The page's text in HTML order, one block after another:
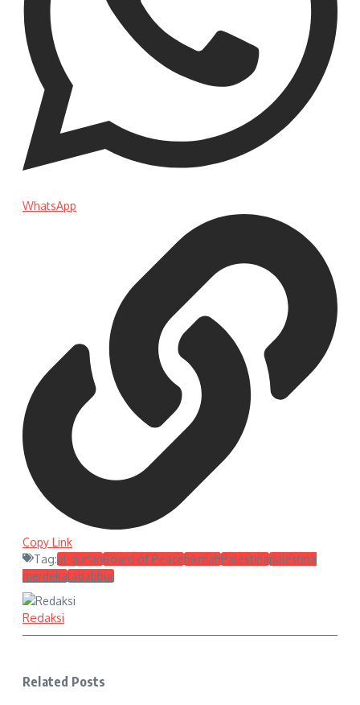
WhatsApp
Copy Link
Tag:al-qur'anBoard of PeacehikmahPalestinapalestina
merdekatadabbur
Redaksi
Related Posts